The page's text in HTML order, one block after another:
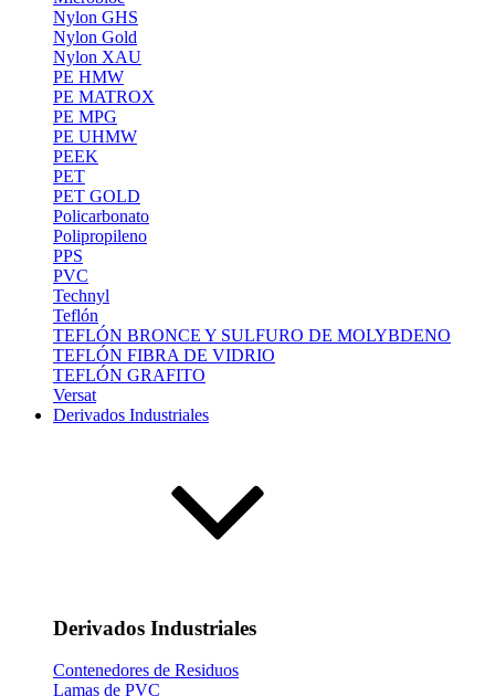
Nylon GHS
Nylon Gold
Nylon XAU
PE HMW
PE MATROX
PE MPG
PE UHMW
PEEK
PET
PET GOLD
Policarbonato
Polipropileno
PPS
PVC
Technyl
Teflón
TEFLÓN BRONCE Y SULFURO DE MOLYBDENO
TEFLÓN FIBRA DE VIDRIO
TEFLÓN GRAFITO
Versat
Derivados Industriales
Derivados Industriales
Contenedores de Residuos
Lamas de PVC